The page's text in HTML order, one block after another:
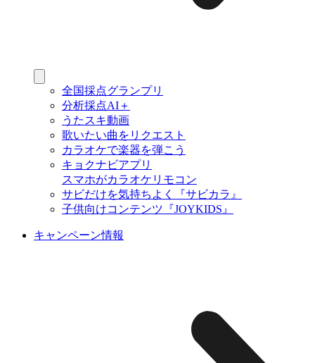
全国採点グランプリ
分析採点AI＋
うたスキ動画
歌いたい曲をリクエスト
カラオケで楽器を弾こう
キョクナビアプリ
スマホがカラオケリモコン
サビだけを気持ちよく『サビカラ』
子供向けコンテンツ『JOYKIDS』
キャンペーン情報